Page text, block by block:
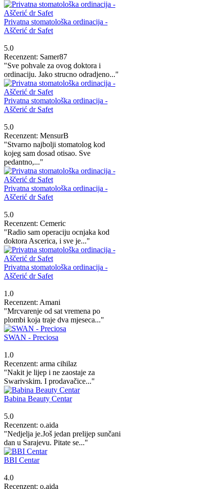
Privatna stomatološka ordinacija -
Aščerić dr Safet
5.0
Recenzent: Samer87
"Sve pohvale za ovog doktora i
ordinaciju. Jako strucno odradjeno..."
Privatna stomatološka ordinacija -
Aščerić dr Safet
5.0
Recenzent: MensurB
"Stvarno najbolji stomatolog kod
kojeg sam dosad otisao. Sve
pedantno,..."
Privatna stomatološka ordinacija -
Aščerić dr Safet
5.0
Recenzent: Cemeric
"Radio sam operaciju ocnjaka kod
doktora Ascerica, i sve je..."
Privatna stomatološka ordinacija -
Aščerić dr Safet
1.0
Recenzent: Amani
"Mrcvarenje od sat vremena po
plombi koja traje dva mjeseca..."
SWAN - Preciosa
1.0
Recenzent: arma cihilaz
"Nakit je lijep i ne zaostaje za
Swarivskim. I prodavačice..."
Babina Beauty Centar
5.0
Recenzent: o.aida
"Nedjelja je.Još jedan prelijep sunčani
dan u Sarajevu. Pitate se..."
BBI Centar
4.0
Recenzent: o.aida